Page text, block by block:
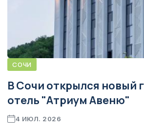
СОЧИ
В Сочи открылся новый
отель "Атриум Авеню"
4 ИЮЛ. 2026